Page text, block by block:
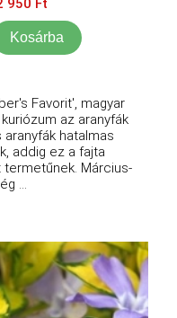
950 Ft
Kosárba
Favorit', magyar
az aranyfák
hatalmas
addig ez a fajta
Március-
...